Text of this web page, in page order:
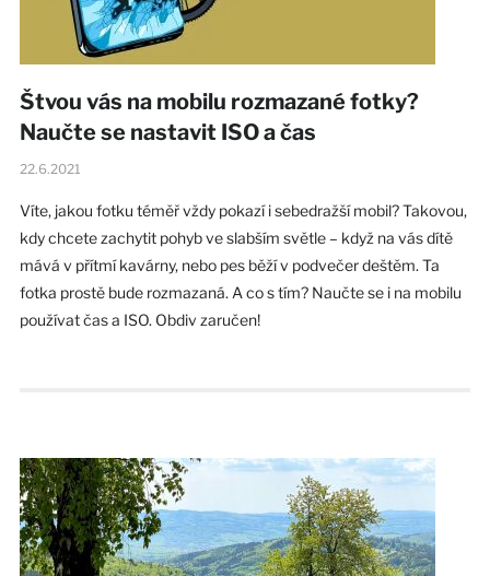
Štvou vás na mobilu rozmazané fotky?
Naučte se nastavit ISO a čas
22.6.2021
Víte, jakou fotku téměř vždy pokazí i sebedražší mobil? Takovou,
kdy chcete zachytit pohyb ve slabším světle – když na vás dítě
mává v přítmí kavárny, nebo pes běží v podvečer deštěm. Ta
fotka prostě bude rozmazaná. A co s tím? Naučte se i na mobilu
používat čas a ISO. Obdiv zaručen!